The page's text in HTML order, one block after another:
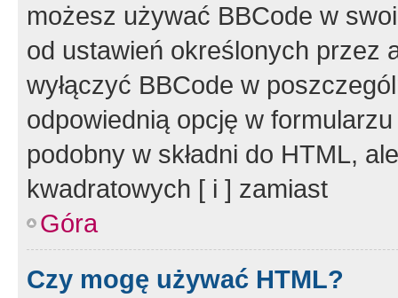
możesz używać BBCode w
od ustawień określonych przez
wyłączyć BBCode w
odpowiednią opcję w
podobny w składni do HTML,
kwadratowych [ i ] zamiast
Góra
Czy mogę używać HTML?